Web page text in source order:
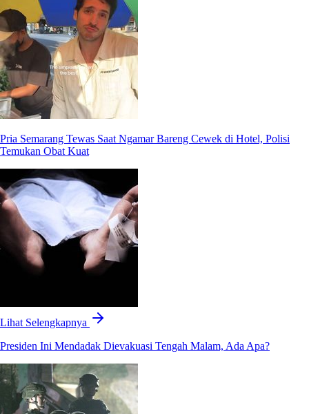
Pria Semarang Tewas Saat Ngamar Bareng Cewek di Hotel, Polisi
Temukan Obat Kuat
Lihat Selengkapnya
Presiden Ini Mendadak Dievakuasi Tengah Malam, Ada Apa?